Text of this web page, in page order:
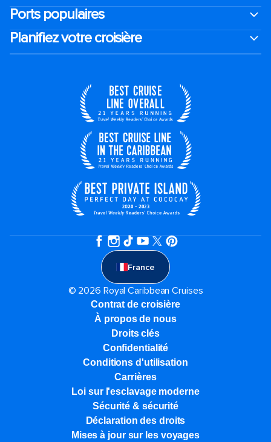
Ports populaires
Planifiez votre croisière
France
© 2026 Royal Caribbean Cruises
Contrat de croisière
À propos de nous
Droits clés
Confidentialité
Conditions d'utilisation
Carrières
Loi sur l'esclavage moderne
Sécurité & sécurité
Déclaration des droits
Mises à jour sur les voyages